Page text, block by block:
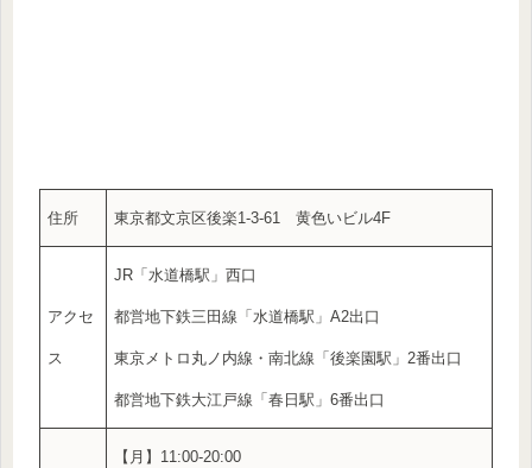
住所 東京都文京区後楽1-3-61 黄色いビル4F
アクセ
ス
JR「水道橋駅」西口
都営地下鉄三田線「水道橋駅」A2出口
東京メトロ丸ノ内線・南北線「後楽園駅」2番出口
都営地下鉄大江戸線「春日駅」6番出口
【月】11:00-20:00